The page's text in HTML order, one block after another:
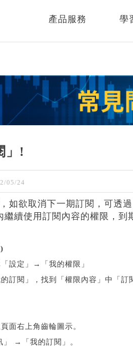
產品服務 學
」!
05/24
如欲取消下一期訂閱，可透
繼續使用訂閱內容的權限，到
設定」→「我的權限」
訂閱」，找到「權限內容」中「訂
面右上角齒輪圖示。
」 →「我的訂閱」。